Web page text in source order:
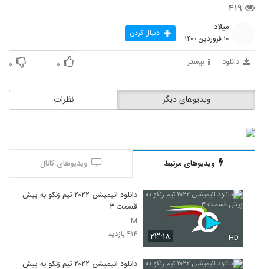
۴۱۹
میلاد
۱۰ فروردین ۱۴۰۰ دنبال کردن
دانلود بیشتر ۰ ۰
نظرات ویدیوهای دیگر
ویدیوهای مرتبط ویدیوهای کانال
۲۳:۱۸ HD
دانلود انیمیشن ۲۰۲۲ تیم زنکو به پیش
قسمت ۳
M
۴۱۴ بازدید
دانلود انیمیشن ۲۰۲۲ تیم زنکو به پیش